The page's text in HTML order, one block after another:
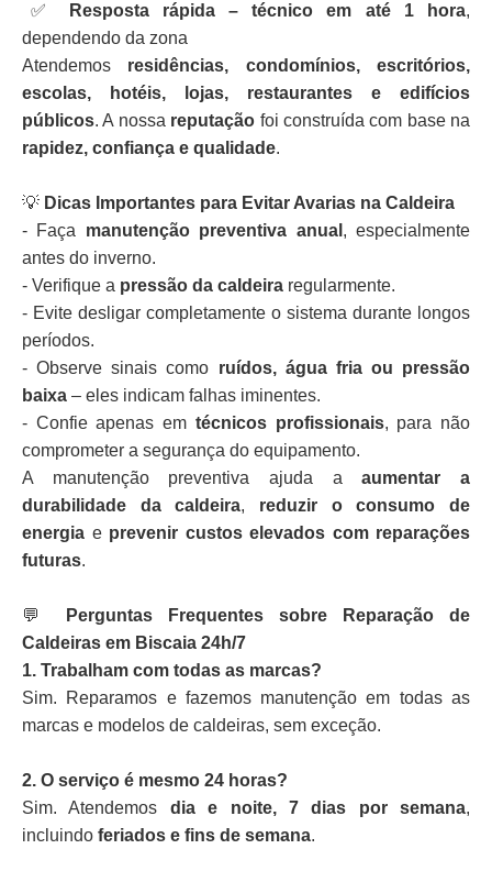
✅
Resposta rápida – técnico em até 1 hora,
dependendo da zona
Atendemos residências, condomínios, escritórios,
escolas, hotéis, lojas, restaurantes e edifícios
públicos. A nossa reputação foi construída com base na
rapidez, confiança e qualidade.
💡 Dicas Importantes para Evitar Avarias na Caldeira
- Faça manutenção preventiva anual , especialmente
antes do inverno.
- Verifique a pressão da caldeira regularmente.
- Evite desligar completamente o sistema durante longos
períodos.
- Observe sinais como ruídos, água fria ou pressão
baixa – eles indicam falhas iminentes.
- Confie apenas em técnicos profissionais, para não
comprometer a segurança do equipamento.
A manutenção preventiva ajuda aaumentar a
durabilidade da caldeira, reduzir o consumo de
energia e prevenir custos elevados com reparações
futuras.
💬
Perguntas Frequentes sobre Reparação de
Caldeiras em Biscaia 24h/7
1. Trabalham com todas as marcas?
Sim. Reparamos e fazemos manutenção em todas as
marcas e modelos de caldeiras, sem exceção.
2. O serviço é mesmo 24 horas?
Sim. Atendemos dia e noite, 7 dias por semana,
incluindo feriados e fins de semana.